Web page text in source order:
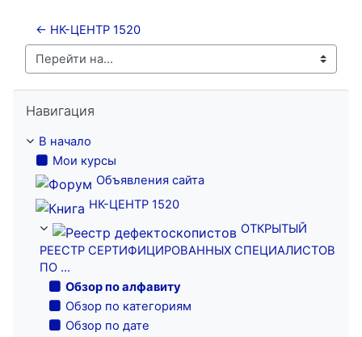
← НК-ЦЕНТР 1520
Перейти на...
Навигация
В начало
Мои курсы
Объявления сайта
НК-ЦЕНТР 1520
ОТКРЫТЫЙ
РЕЕСТР СЕРТИФИЦИРОВАННЫХ СПЕЦИАЛИСТОВ
ПО ...
Обзор по алфавиту
Обзор по категориям
Обзор по дате